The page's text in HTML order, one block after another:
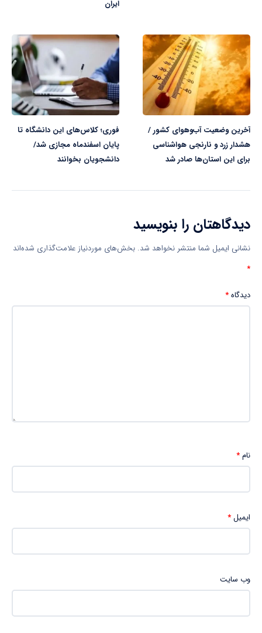
ایران
آخرین وضعیت آب‌وهوای کشور /
هشدار زرد و نارنجی هواشناسی
برای این استان‌ها صادر شد
فوری؛ کلاس‌های این دانشگاه تا
پایان اسفندماه مجازی شد/
دانشجویان بخوانند
دیدگاهتان را بنویسید
نشانی ایمیل شما منتشر نخواهد شد. بخش‌های موردنیاز علامت‌گذاری شده‌اند
*
دیدگاه*
نام*
ایمیل*
وب‌ سایت